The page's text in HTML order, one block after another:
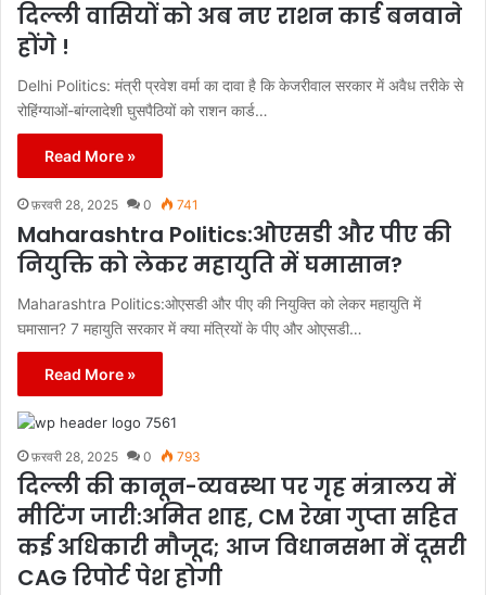
दिल्ली वासियों को अब नए राशन कार्ड बनवाने
होंगे !
Delhi Politics: मंत्री प्रवेश वर्मा का दावा है कि केजरीवाल सरकार में अवैध तरीके से
रोहिंग्याओं-बांग्लादेशी घुसपैठियों को राशन कार्ड…
Read More »
फ़रवरी 28, 2025 0 741
Maharashtra Politics:ओएसडी और पीए की
नियुक्ति को लेकर महायुति में घमासान?
Maharashtra Politics:ओएसडी और पीए की नियुक्ति को लेकर महायुति में
घमासान? 7 महायुति सरकार में क्या मंत्रियों के पीए और ओएसडी…
Read More »
फ़रवरी 28, 2025 0 793
दिल्ली की कानून-व्यवस्था पर गृह मंत्रालय में
मीटिंग जारी:अमित शाह, CM रेखा गुप्ता सहित
कई अधिकारी मौजूद; आज विधानसभा में दूसरी
CAG रिपोर्ट पेश होगी